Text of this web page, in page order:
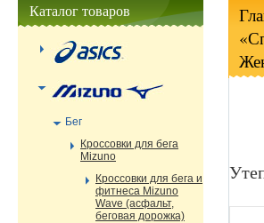
Каталог товаров
Бег
Кроссовки для бега
Mizuno
Кроссовки для бега и
фитнеса Mizuno
Wave (асфальт,
беговая дорожка)